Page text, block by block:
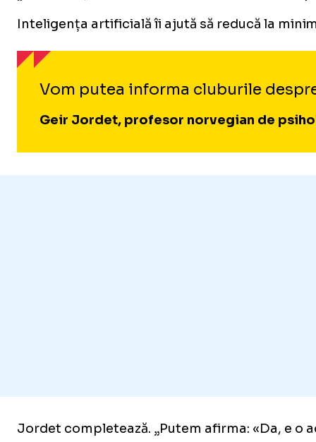
Inteligența artificială îi ajută să reducă la
Vom putea informa cluburile
Geir Jordet, profesor norvegian de
Jordet completează. „Putem afirma: «Da, e o